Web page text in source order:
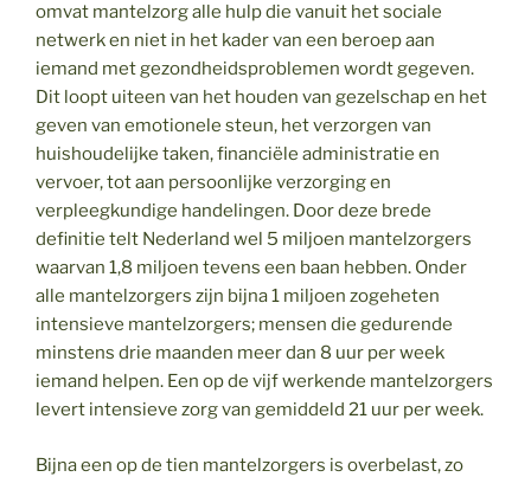
omvat mantelzorg alle hulp die vanuit het sociale
netwerk en niet in het kader van een beroep aan
iemand met gezondheidsproblemen wordt gegeven.
Dit loopt uiteen van het houden van gezelschap en het
geven van emotionele steun, het verzorgen van
huishoudelijke taken, financiële administratie en
vervoer, tot aan persoonlijke verzorging en
verpleegkundige handelingen. Door deze brede
definitie telt Nederland wel 5 miljoen mantelzorgers
waarvan 1,8 miljoen tevens een baan hebben. Onder
alle mantelzorgers zijn bijna 1 miljoen zogeheten
intensieve mantelzorgers; mensen die gedurende
minstens drie maanden meer dan 8 uur per week
iemand helpen. Een op de vijf werkende mantelzorgers
levert intensieve zorg van gemiddeld 21 uur per week.
Bijna een op de tien mantelzorgers is overbelast, zo